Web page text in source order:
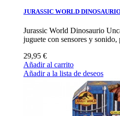
JURASSIC WORLD
Jurassic World Dinosaurio
juguete con sensores y
29,95 €
Añadir al carrito
Añadir a la lista de deseos